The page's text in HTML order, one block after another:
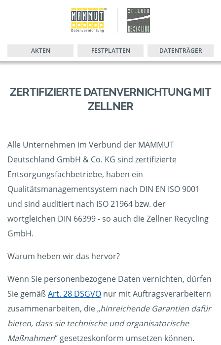
AKTEN FESTPLATTEN DATENTRÄGER
ZERTIFIZIERTE DATENVERNICHTUNG MIT
ZELLNER
Alle Unternehmen im Verbund der MAMMUT
Deutschland GmbH & Co. KG sind zertifizierte
Entsorgungsfachbetriebe, haben ein
Qualitätsmanagementsystem nach DIN EN ISO 9001
und sind auditiert nach ISO 21964 bzw. der
wortgleichen DIN 66399 - so auch die Zellner Recycling
GmbH.
Warum heben wir das hervor?
Wenn Sie personenbezogene Daten vernichten, dürfen
Sie gemäßArt. 28 DSGVO nur mit Auftragsverarbeitern
zusammenarbeiten, die „hinreichende Garantien dafür
bieten, dass sie technische und organisatorische
Maßnahmen“ gesetzeskonform umsetzen können.